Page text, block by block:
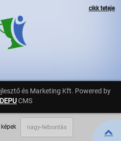
cikk teteje
és Marketing Kft. Powered by
CMS
képek nagy-felbontás